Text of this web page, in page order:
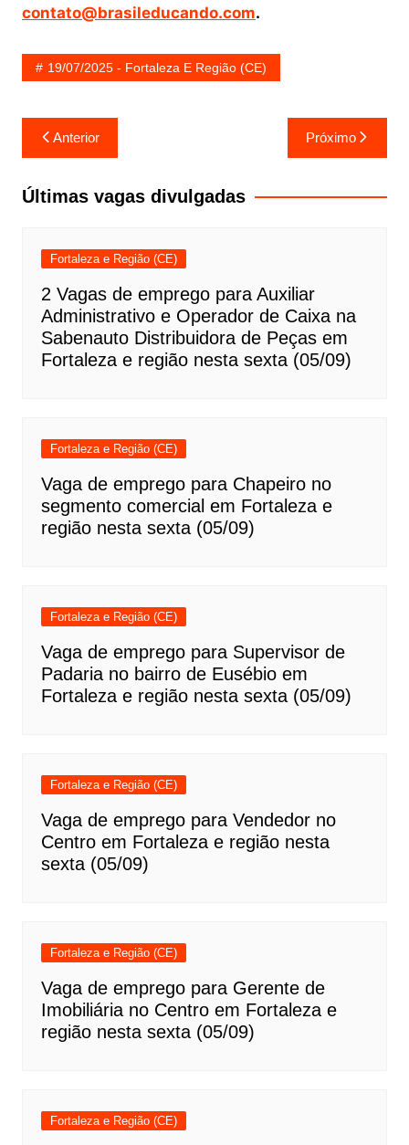
contato@brasileducando.com.
19/07/2025 - Fortaleza E Região (CE)
Navegação
de
Post
Anterior Próximo
Últimas vagas divulgadas
Fortaleza e Região (CE)
2 Vagas de emprego para Auxiliar
Administrativo e Operador de Caixa na
Sabenauto Distribuidora de Peças em
Fortaleza e região nesta sexta (05/09)
Fortaleza e Região (CE)
Vaga de emprego para Chapeiro no
segmento comercial em Fortaleza e
região nesta sexta (05/09)
Fortaleza e Região (CE)
Vaga de emprego para Supervisor de
Padaria no bairro de Eusébio em
Fortaleza e região nesta sexta (05/09)
Fortaleza e Região (CE)
Vaga de emprego para Vendedor no
Centro em Fortaleza e região nesta
sexta (05/09)
Fortaleza e Região (CE)
Vaga de emprego para Gerente de
Imobiliária no Centro em Fortaleza e
região nesta sexta (05/09)
Fortaleza e Região (CE)